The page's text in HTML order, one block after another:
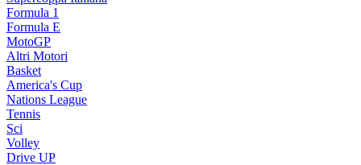
Formula 1
Formula E
MotoGP
Altri Motori
Basket
America's Cup
Nations League
Tennis
Sci
Volley
Drive UP